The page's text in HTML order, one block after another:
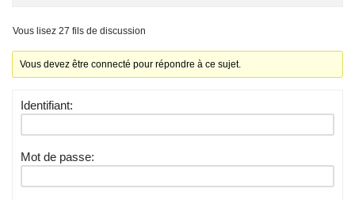
Vous lisez 27 fils de discussion
Vous devez être connecté pour répondre à ce sujet.
Identifiant:
Mot de passe: